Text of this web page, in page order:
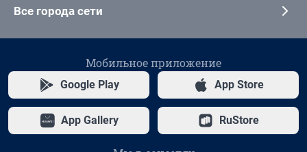
Все города сети
Мобильное приложение
Google Play App Store
App Gallery RuStore